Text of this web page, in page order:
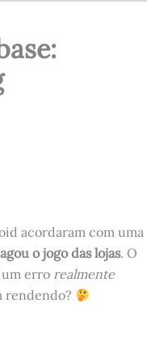
acordaram com uma
o jogo das lojas. O
um erro realmente
rendendo?